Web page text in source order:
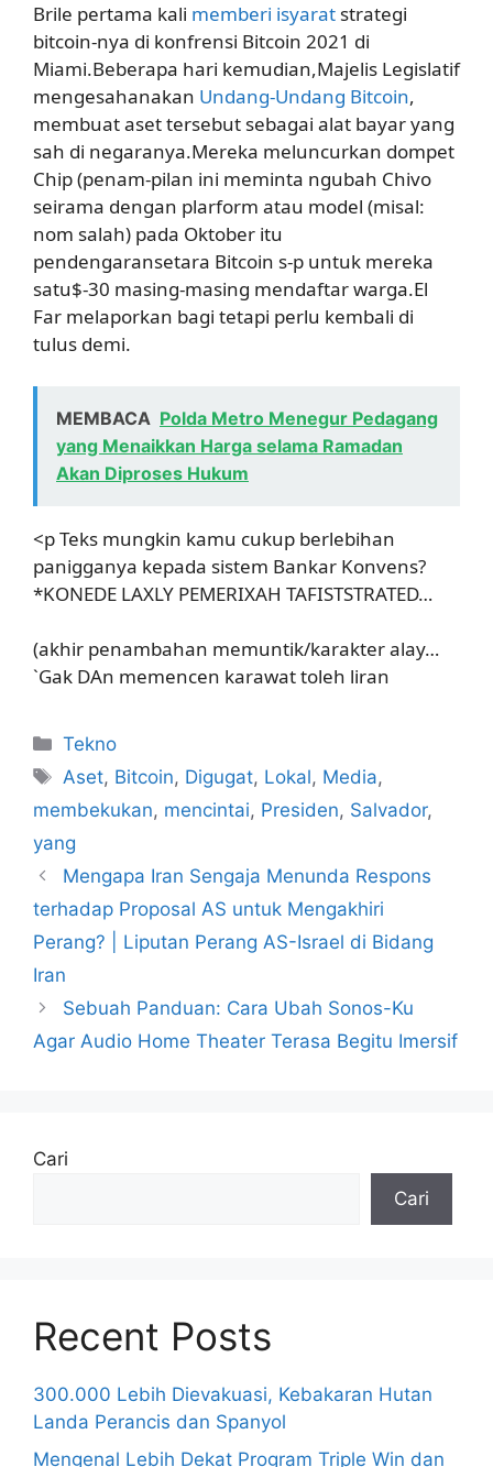
Brile pertama kali memberi isyarat strategi
bitcoin-nya di konfrensi Bitcoin 2021 di
Miami.Beberapa hari kemudian,Majelis Legislatif
mengesahanakan Undang-Undang Bitcoin,
membuat aset tersebut sebagai alat bayar yang
sah di negaranya.Mereka meluncurkan dompet
Chip (penam-pilan ini meminta ngubah Chivo
seirama dengan plarform atau model (misal:
nom salah) pada Oktober itu
pendengaransetara Bitcoin s-p untuk mereka
satu$-30 masing-masing mendaftar warga.El
Far melaporkan bagi tetapi perlu kembali di
tulus demi.
MEMBACA Polda Metro Menegur Pedagang
yang Menaikkan Harga selama Ramadan
Akan Diproses Hukum
<p Teks mungkin kamu cukup berlebihan
panigganya kepada sistem Bankar Konvens?
*KONEDE LAXLY PEMERIXAH TAFISTSTRATED…
(akhir penambahan memuntik/karakter alay…
`Gak DAn memencen karawat toleh liran
Kategori
Tekno
Tag
Aset, Bitcoin, Digugat, Lokal, Media,
membekukan, mencintai, Presiden, Salvador,
yang
Mengapa Iran Sengaja Menunda Respons
terhadap Proposal AS untuk Mengakhiri
Perang? | Liputan Perang AS-Israel di Bidang
Iran
Sebuah Panduan: Cara Ubah Sonos-Ku
Agar Audio Home Theater Terasa Begitu Imersif
Cari
Cari
Recent Posts
300.000 Lebih Dievakuasi, Kebakaran Hutan
Landa Perancis dan Spanyol
Mengenal Lebih Dekat Program Triple Win dan